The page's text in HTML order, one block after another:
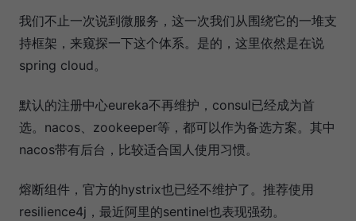
我们不止一次说到微服务，这一次我们从围绕它的一堆支
持框架，来窥探一下这个体系。是的，这里依然是在说
spring cloud。
默认的注册中心eureka不再维护，consul已经成为首
选。nacos、zookeeper等，都可以作为备选方案。其中
nacos带有后台，比较适合国人使用习惯。
熔断组件，官方的hystrix也已经不维护了。推荐使用
resilience4j，最近阿里的sentinel也表现强劲。